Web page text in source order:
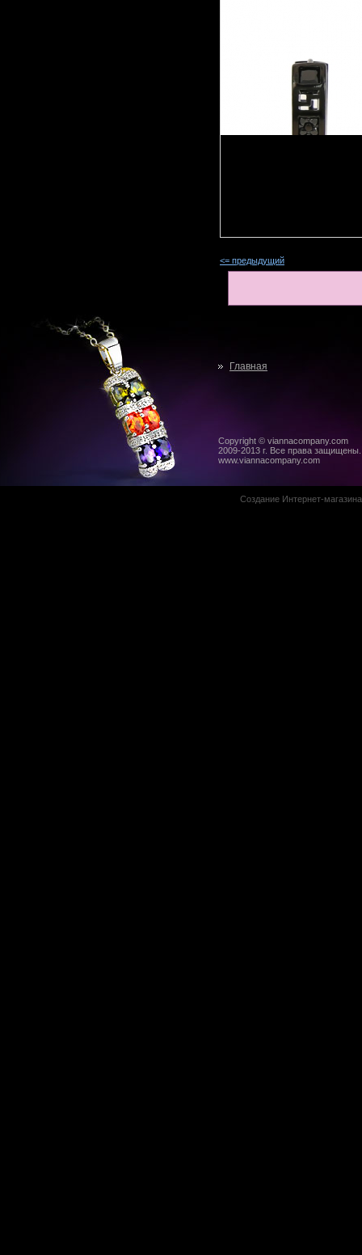
<= предыдущий
Главная
Copyright © viannacompany.com
2009-2013 г. Все права защищены.
www.viannacompany.com
Создание Интернет-